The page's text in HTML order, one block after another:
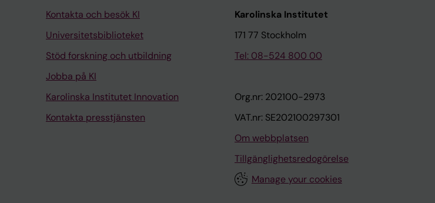
Kontakta och besök KI
Universitetsbiblioteket
Stöd forskning och utbildning
Jobba på KI
Karolinska Institutet Innovation
Kontakta presstjänsten
Karolinska Institutet
171 77 Stockholm
Tel: 08-524 800 00
Org.nr: 202100-2973
VAT.nr: SE202100297301
Om webbplatsen
Tillgänglighetsredogörelse
Manage your cookies